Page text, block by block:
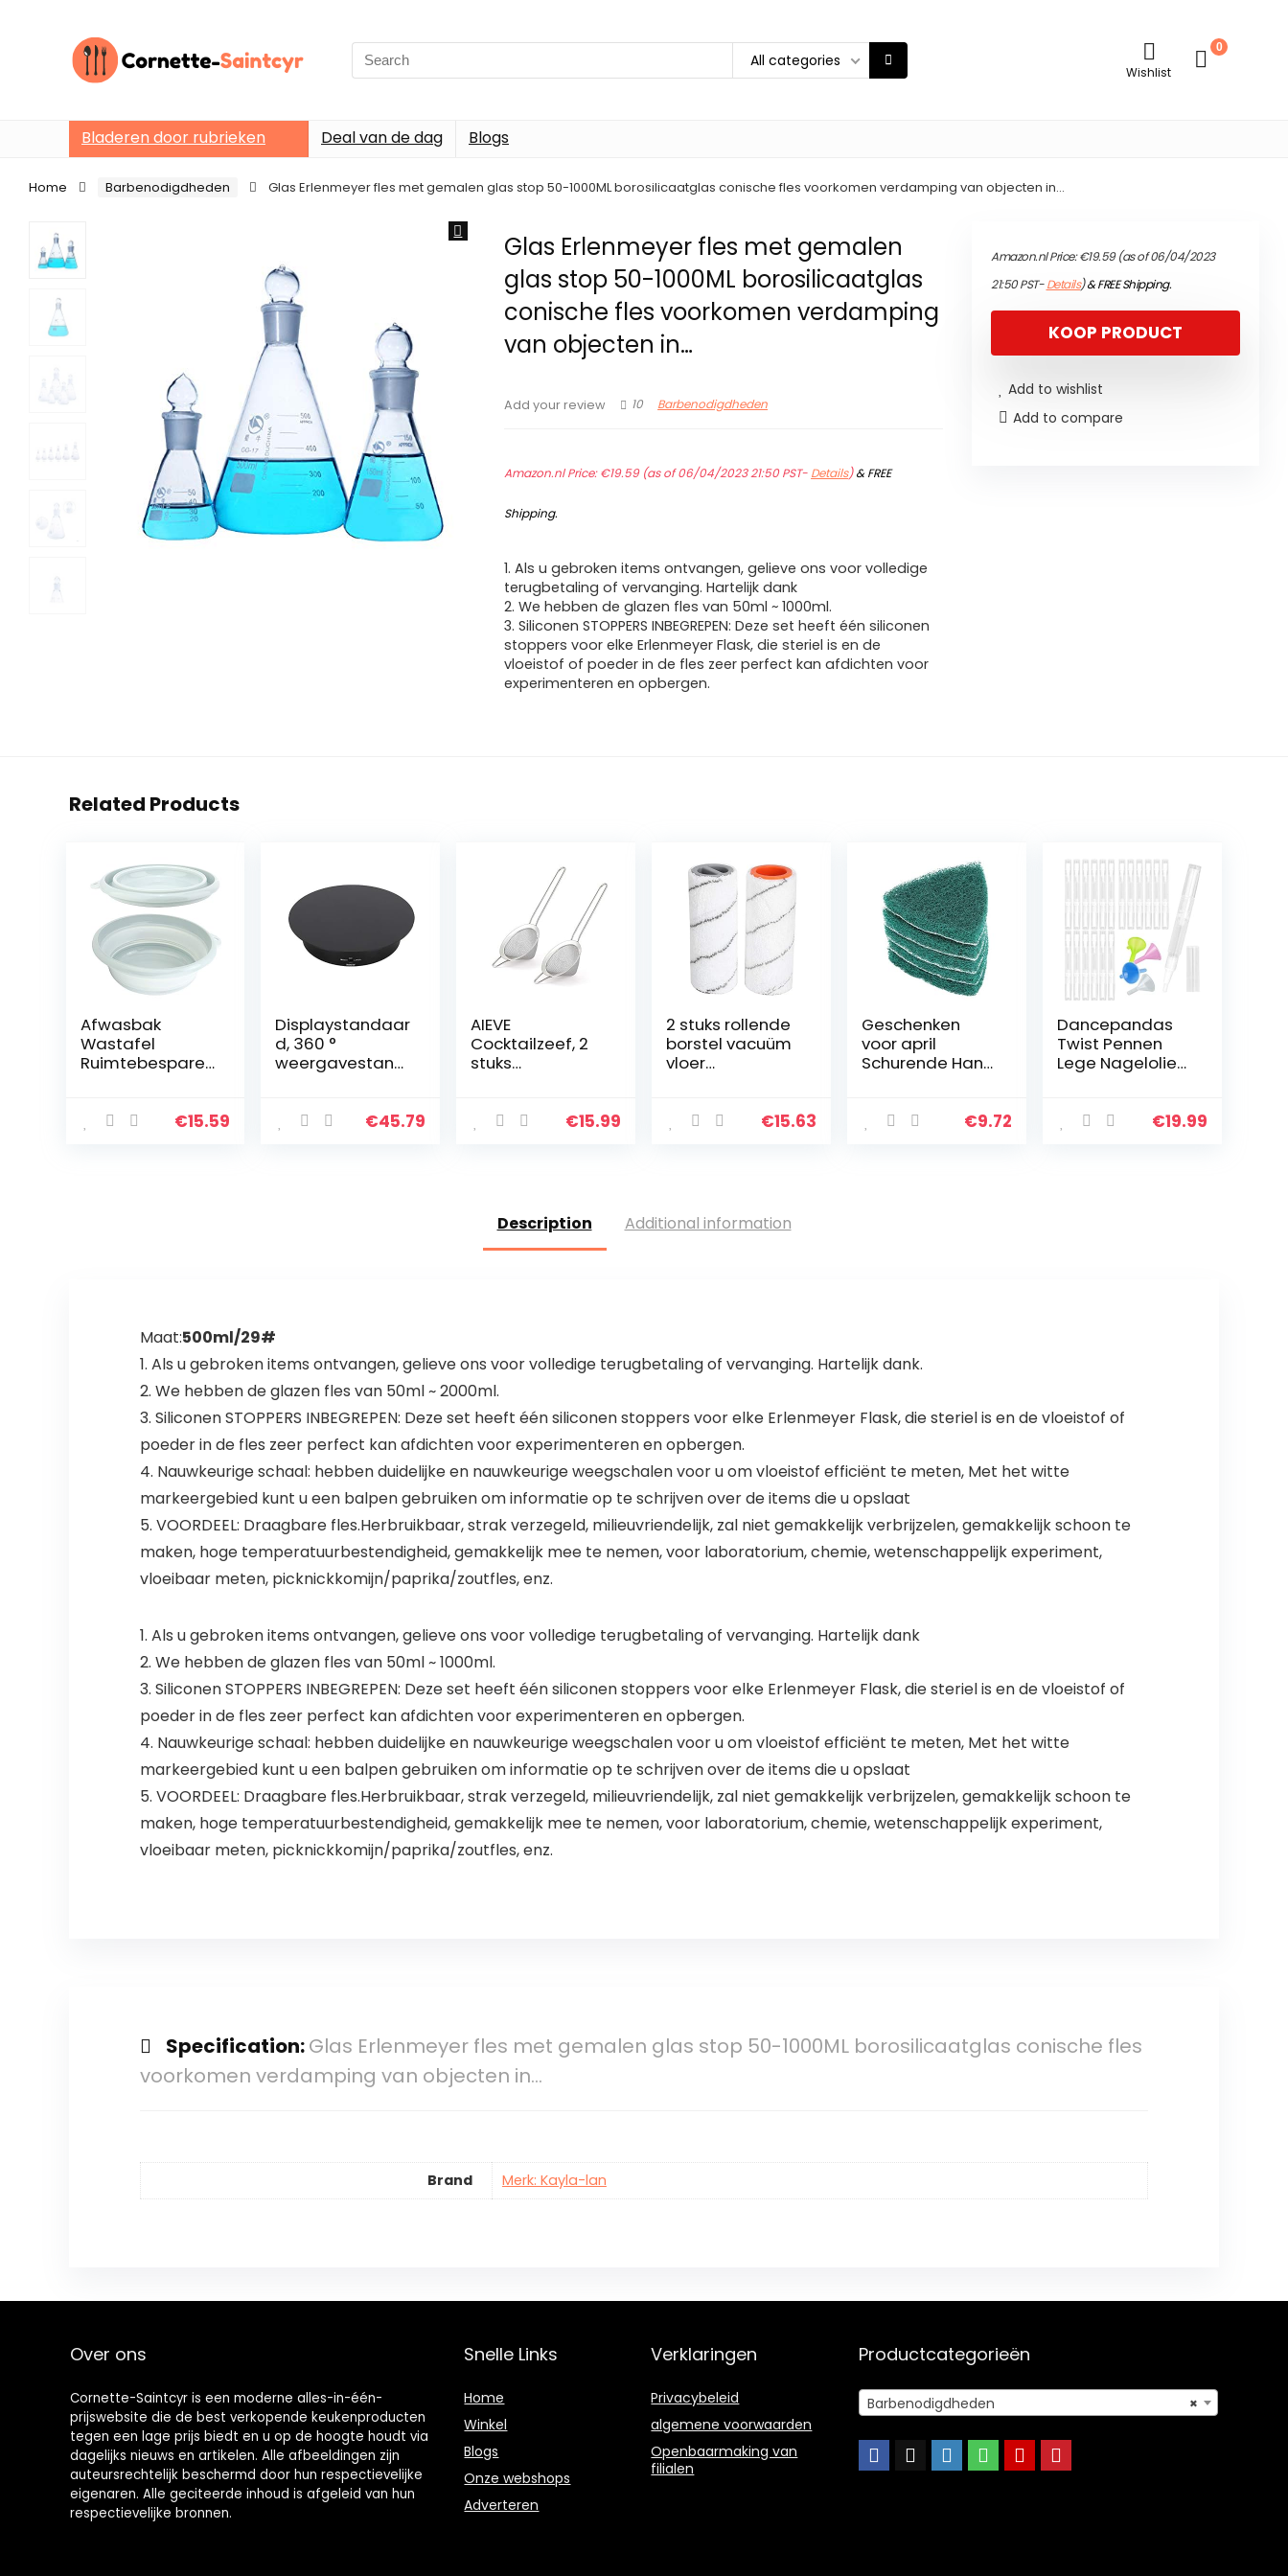
Search
for:
All categories
Wishlist
0
Bladeren door rubrieken Deal van de dag Blogs
Home Barbenodigdheden Glas Erlenmeyer fles met gemalen glas stop 50-1000ML borosilicaatglas conische fles voorkomen verdamping van objecten in…
Glas Erlenmeyer fles met gemalen
glas stop 50-1000ML borosilicaatglas
conische fles voorkomen verdamping
van objecten in…
Add your review 10 Barbenodigdheden
Amazon.nl Price:€19.59(as of 06/04/2023 21:50 PST- Details)&FREE
Shipping.
1. Als u gebroken items ontvangen, gelieve ons voor volledige
terugbetaling of vervanging. Hartelijk dank
2. We hebben de glazen fles van 50ml ~ 1000ml.
3. Siliconen STOPPERS INBEGREPEN: Deze set heeft één siliconen
stoppers voor elke Erlenmeyer Flask, die steriel is en de
vloeistof of poeder in de fles zeer perfect kan afdichten voor
experimenteren en opbergen.
Amazon.nl Price:€19.59(as of 06/04/2023
21:50 PST-Details)&FREE Shipping.
KOOP PRODUCT
Add to wishlist
Add to compare
Related Products
Afwasbak
Wastafel
Ruimtebesparen
keuken om te
€15.59
Displaystandaar
d, 360 °
weergavestand
het weergeven
€45.79
AIEVE
Cocktailzeef, 2
stuks
theezeef, fijne
€15.99
2 stuks rollende
borstel vacuüm
vloer
accessoire
€15.63
Geschenken
voor april
Schurende Hand
Polijst Pad
€9.72
Dancepandas
Twist Pennen
Lege Nagelolie
Transparante 3
€19.99
Description Additional information
Maat:500ml/29#
1. Als u gebroken items ontvangen, gelieve ons voor volledige terugbetaling of vervanging. Hartelijk dank.
2. We hebben de glazen fles van 50ml ~ 2000ml.
3. Siliconen STOPPERS INBEGREPEN: Deze set heeft één siliconen stoppers voor elke Erlenmeyer Flask, die steriel is en de vloeistof of
poeder in de fles zeer perfect kan afdichten voor experimenteren en opbergen.
4. Nauwkeurige schaal: hebben duidelijke en nauwkeurige weegschalen voor u om vloeistof efficiënt te meten, Met het witte
markeergebied kunt u een balpen gebruiken om informatie op te schrijven over de items die u opslaat
5. VOORDEEL: Draagbare fles.Herbruikbaar, strak verzegeld, milieuvriendelijk, zal niet gemakkelijk verbrijzelen, gemakkelijk schoon te
maken, hoge temperatuurbestendigheid, gemakkelijk mee te nemen, voor laboratorium, chemie, wetenschappelijk experiment,
vloeibaar meten, picknickkomijn/paprika/zoutfles, enz.
1. Als u gebroken items ontvangen, gelieve ons voor volledige terugbetaling of vervanging. Hartelijk dank
2. We hebben de glazen fles van 50ml ~ 1000ml.
3. Siliconen STOPPERS INBEGREPEN: Deze set heeft één siliconen stoppers voor elke Erlenmeyer Flask, die steriel is en de vloeistof of
poeder in de fles zeer perfect kan afdichten voor experimenteren en opbergen.
4. Nauwkeurige schaal: hebben duidelijke en nauwkeurige weegschalen voor u om vloeistof efficiënt te meten, Met het witte
markeergebied kunt u een balpen gebruiken om informatie op te schrijven over de items die u opslaat
5. VOORDEEL: Draagbare fles.Herbruikbaar, strak verzegeld, milieuvriendelijk, zal niet gemakkelijk verbrijzelen, gemakkelijk schoon te
maken, hoge temperatuurbestendigheid, gemakkelijk mee te nemen, voor laboratorium, chemie, wetenschappelijk experiment,
vloeibaar meten, picknickkomijn/paprika/zoutfles, enz.
Specification:Glas Erlenmeyer fles met gemalen glas stop 50-1000ML borosilicaatglas conische fles
voorkomen verdamping van objecten in…
Brand Merk: Kayla-lan
Over ons
Cornette-Saintcyr is een moderne alles-in-één-
prijswebsite die de best verkopende keukenproducten
tegen een lage prijs biedt en u op de hoogte houdt via
dagelijks nieuws en artikelen. Alle afbeeldingen zijn
auteursrechtelijk beschermd door hun respectievelijke
eigenaren. Alle geciteerde inhoud is afgeleid van hun
respectievelijke bronnen.
Snelle Links
Home
Winkel
Blogs
Onze webshops
Adverteren
Verklaringen
Privacybeleid
algemene voorwaarden
Openbaarmaking van
filialen
Productcategorieën
×
Barbenodigdheden